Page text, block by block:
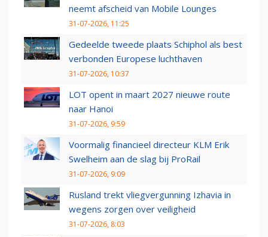
neemt afscheid van Mobile Lounges
31-07-2026, 11:25
Gedeelde tweede plaats Schiphol als best
verbonden Europese luchthaven
31-07-2026, 10:37
LOT opent in maart 2027 nieuwe route
naar Hanoi
31-07-2026, 9:59
Voormalig financieel directeur KLM Erik
Swelheim aan de slag bij ProRail
31-07-2026, 9:09
Rusland trekt vliegvergunning Izhavia in
wegens zorgen over veiligheid
31-07-2026, 8:03